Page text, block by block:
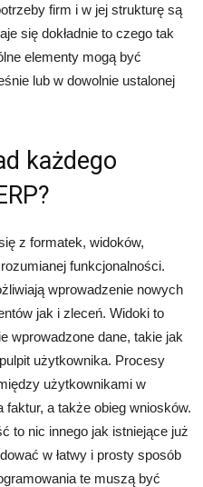
firm i w jej strukturę są
się dokładnie to czego tak
elementy mogą być
lub w dowolnie ustalonej
każdego
z formatek, widoków,
funkcjonalności.
wprowadzenie nowych
jak i zleceń. Widoki to
wprowadzone dane, takie jak
użytkownika. Procesy
użytkownikami w
a także obieg wniosków.
to nic innego jak istniejące już
w łatwy i prosty sposób
te muszą być